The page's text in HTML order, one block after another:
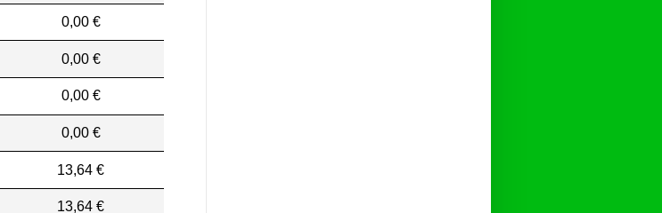
0,00 €
0,00 €
0,00 €
0,00 €
13,64 €
13,64 €